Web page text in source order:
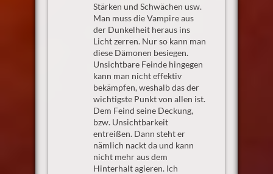
Stärken und Schwächen usw.
Man muss die Vampire aus
der Dunkelheit heraus ins
Licht zerren. Nur so kann man
diese Dämonen besiegen.
Unsichtbare Feinde hingegen
kann man nicht effektiv
bekämpfen, weshalb das der
wichtigste Punkt von allen ist.
Dem Feind seine Deckung,
bzw. Unsichtbarkeit
entreißen. Dann steht er
nämlich nackt da und kann
nicht mehr aus dem
Hinterhalt agieren. Ich